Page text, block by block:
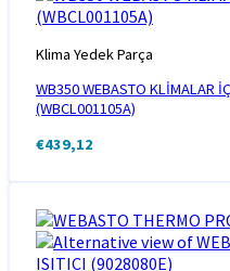
Klima Yedek Parça
WB350 WEBASTO KLİMALAR
(WBCL001105A)
€439,12